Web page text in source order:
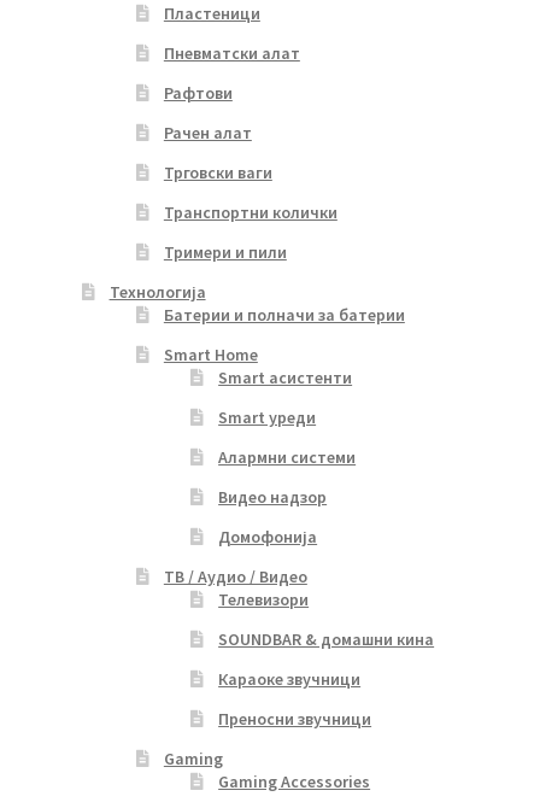
Пластеници
Пневматски алат
Рафтови
Рачен алат
Трговски ваги
Транспортни колички
Тримери и пили
Технологија
Батерии и полначи за батерии
Smart Home
Smart асистенти
Smart уреди
Алармни системи
Видео надзор
Домофонија
ТВ / Аудио / Видео
Телевизори
SOUNDBAR & домашни кина
Караоке звучници
Преносни звучници
Gaming
Gaming Accessories